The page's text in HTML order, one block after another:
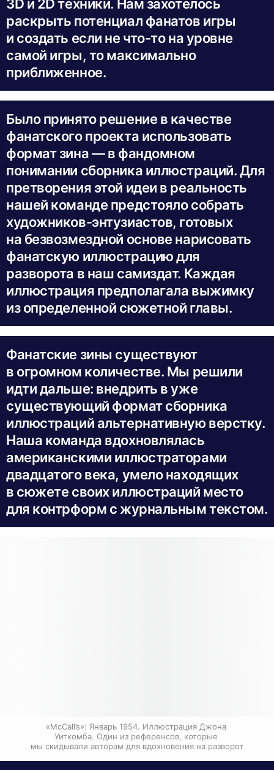
3D и 2D техники. Нам захотелось
раскрыть потенциал фанатов игры
и создать если не что-то на уровне
самой игры, то максимально
приближенное.
Было принято решение в качестве
фанатского проекта использовать
формат зина — в фандомном
понимании сборника иллюстраций. Для
претворения этой идеи в реальность
нашей команде предстояло собрать
художников-энтузиастов, готовых
на безвозмездной основе нарисовать
фанатскую иллюстрацию для
разворота в наш самиздат. Каждая
иллюстрация предполагала выжимку
из определенной сюжетной главы.
Фанатские зины существуют
в огромном количестве. Мы решили
идти дальше: внедрить в уже
существующий формат сборника
иллюстраций альтернативную верстку.
Наша команда вдохновлялась
американскими иллюстраторами
двадцатого века, умело находящих
в сюжете своих иллюстраций место
для контрформ с журнальным текстом.
«McCall’s»: Январь 1954. Иллюстрация Джона
Уиткомба. Один из референсов, которые
мы скидывали авторам для вдохновения на разворот